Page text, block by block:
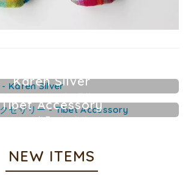
Karen Silver
カレンシルバーアクセサリー
Tibet Accessory
チベット仏具アクセサリー
NEW ITEMS